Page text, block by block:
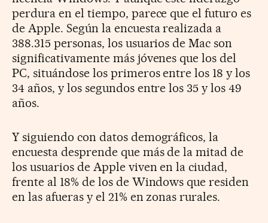
perdura en el tiempo, parece que el futuro es
de Apple. Según la encuesta realizada a
388.315 personas, los usuarios de Mac son
significativamente más jóvenes que los del
PC, situándose los primeros entre los 18 y los
34 años, y los segundos entre los 35 y los 49
años.
Y siguiendo con datos demográficos, la
encuesta desprende que más de la mitad de
los usuarios de Apple viven en la ciudad,
frente al 18% de los de Windows que residen
en las afueras y el 21% en zonas rurales.